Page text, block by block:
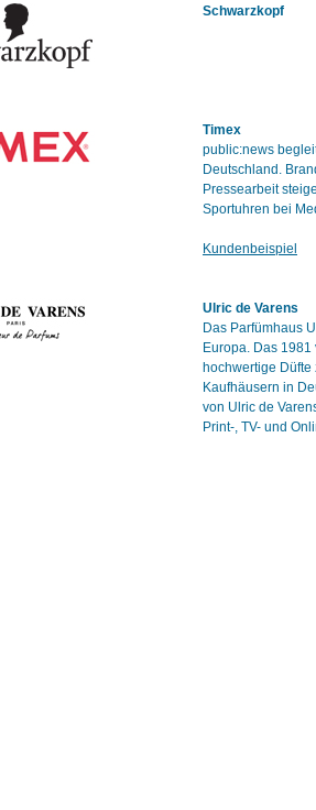
Schwarzkopf
Timex
public:news
Deutschland.
Pressearbeit
Sportuhren bei
Kundenbeispiel
Ulric de Varens
Das Parfümhaus
Europa. Das
hochwertige
Kaufhäusern in
von Ulric de
Print-, TV- und